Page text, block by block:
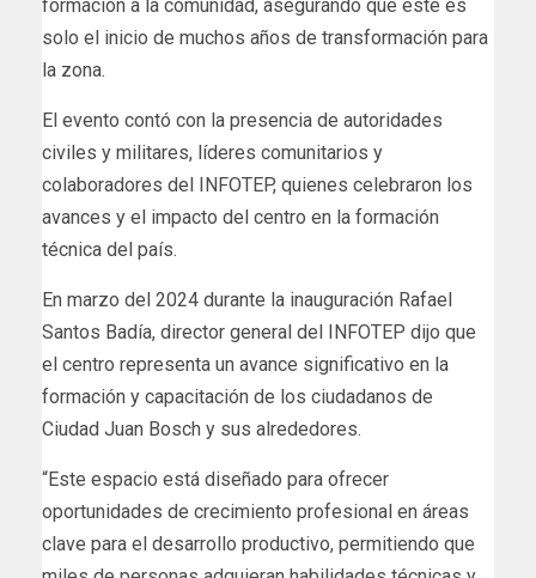
formación a la comunidad, asegurando que este es
solo el inicio de muchos años de transformación para
la zona.
El evento contó con la presencia de autoridades
civiles y militares, líderes comunitarios y
colaboradores del INFOTEP, quienes celebraron los
avances y el impacto del centro en la formación
técnica del país.
En marzo del 2024 durante la inauguración Rafael
Santos Badía, director general del INFOTEP dijo que
el centro representa un avance significativo en la
formación y capacitación de los ciudadanos de
Ciudad Juan Bosch y sus alrededores.
“Este espacio está diseñado para ofrecer
oportunidades de crecimiento profesional en áreas
clave para el desarrollo productivo, permitiendo que